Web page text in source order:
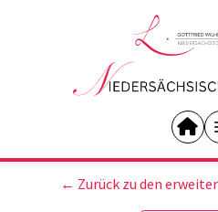
← Zurück zu den